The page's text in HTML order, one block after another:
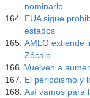
nominarlo
EUA sigue
estados
AMLO extiende
Zócalo
Vuelven a
El periodismo y
Así vamos para